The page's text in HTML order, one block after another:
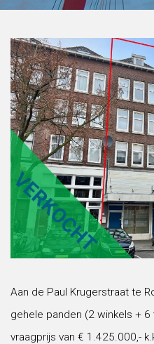
Aan de Paul Krugerstraat te
gehele panden (2 winkels +
vraagprijs van € 1.425.000,-